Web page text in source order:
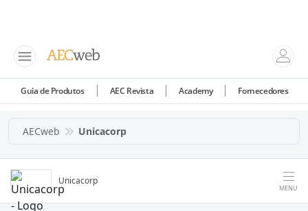
Guia de Produtos AEC Revista Academy Fornecedores
AECweb Unicacorp
Unicacorp
MENU